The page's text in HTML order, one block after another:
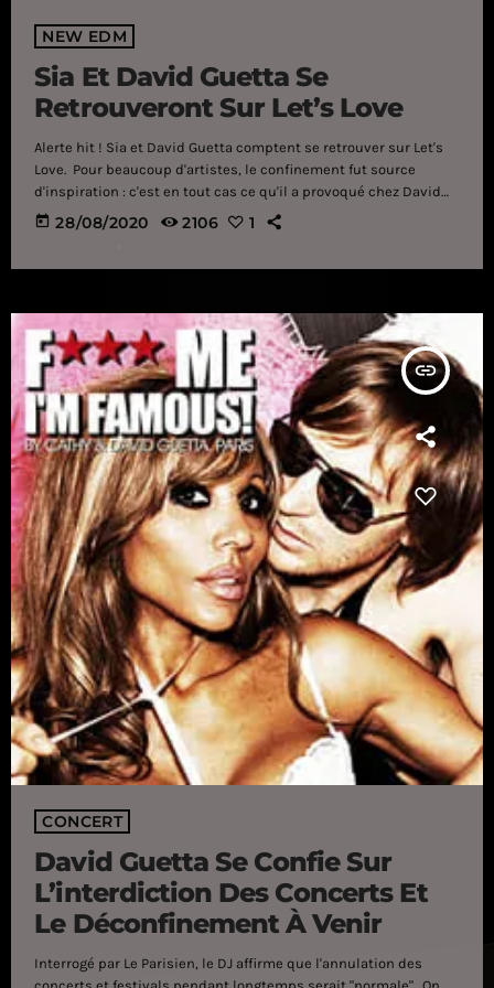
NEW EDM
Sia Et David Guetta Se
Retrouveront Sur Let’s Love
Alerte hit ! Sia et David Guetta comptent se retrouver sur Let's
Love. Pour beaucoup d'artistes, le confinement fut source
d'inspiration : c'est en tout cas ce qu'il a provoqué chez David
Guetta et Sia qui, pendant leur quarantaine, ont choisi de
travailler de nouveau ensemble : le deux artistes préparent la
today 28/08/2020 2106 1
insert_link
CONCERT
David Guetta Se Confie Sur
L’interdiction Des Concerts Et
Le Déconfinement À Venir
Interrogé par Le Parisien, le DJ affirme que l'annulation des